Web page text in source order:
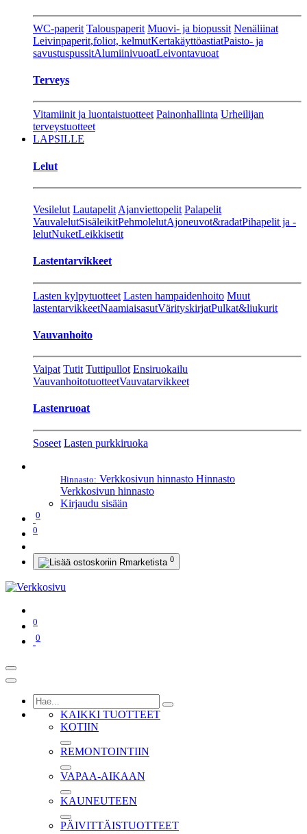
WC-paperit Talouspaperit Muovi- ja biopussit Nenäliinat
Leivinpaperit,foliot, kelmutKertakäyttöastiatPaisto- ja
savustuspussitAlumiinivuoatLeivontavuoat
Terveys
Vitamiinit ja luontaistuotteet Painonhallinta Urheilijan
terveystuotteet
LAPSILLE
Lelut
Vesilelut Lautapelit Ajanviettopelit Palapelit
VauvalelutSisäleikitPehmolelutAjoneuvot&radatPihapelit ja -
lelutNuketLeikkisetit
Lastentarvikkeet
Lasten kylpytuotteet Lasten hampaidenhoito Muut
lastentarvikkeetNaamiaisasutVärityskirjatPulkat&liukurit
Vauvanhoito
Vaipat Tutit Tuttipullot Ensiruokailu
VauvanhoitotuotteetVauvatarvikkeet
Lastenruoat
Soseet Lasten purkkiruoka
Hinnasto: Verkkosivun hinnasto Hinnasto
Verkkosivun hinnasto
Kirjaudu sisään
0
0
0
0
0
KAIKKI TUOTTEET
KOTIIN
REMONTOINTIIN
VAPAA-AIKAAN
KAUNEUTEEN
PÄIVITTÄISTUOTTEET